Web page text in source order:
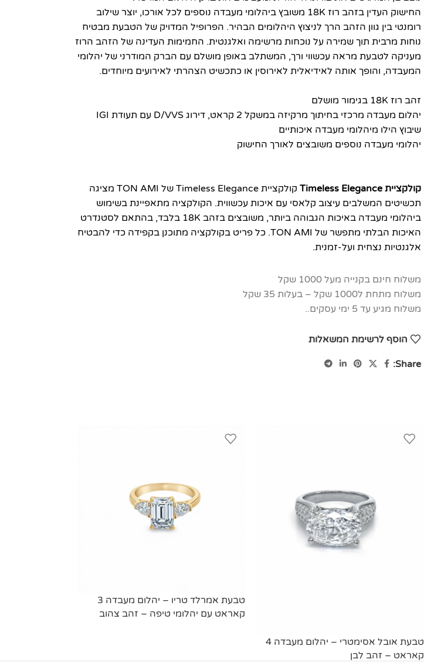
החישוק העדין בזהב רוז 18K משובץ ביהלומי מעבדה נוספים לכל אורכו, יוצר שילוב
רומנטי בין גוון הזהב הרך לניצוץ היהלומים הבהיר. הפרופיל המדויק של הטבעת מבטיח
נוחות מרבית תוך שמירה על נוכחות מרשימה ואלגנטית. החמימות העדינה של הזהב הרוז
מעניקה לטבעת מראה עכשווי ורך, המשתלב באופן מושלם עם הברק המודרני של יהלומי
המעבדה, והופך אותה לאידיאלית לאירוסין או כתכשיט הצהרתי לאירועים מיוחדים.
זהב רוז 18K בגימור מושלם
יהלום מעבדה מרכזי בחיתוך מרקיזה במשקל 2 קראט, דירוג D/VVS עם תעודת IGI
שיבוץ הילו מיהלומי מעבדה איכותיים
יהלומי מעבדה נוספים משובצים לאורך החישוק
קולקציית Timeless Elegance
קולקציית Timeless Elegance של TON AMI מציגה
תכשיטים המשלבים עיצוב קלאסי עם איכות עכשווית. הקולקציה מתאפיינת בשימוש
ביהלומי מעבדה באיכות הגבוהה ביותר, משובצים בזהב 18K בלבד, בהתאם לסטנדרט
האיכות הבלתי מתפשר של TON AMI. כל פריט בקולקציה מתוכנן בקפידה כדי להבטיח
אלגנטיות נצחית ועל-זמנית.
משלוח חינם בקנייה מעל 1000 שקל
משלוח מתחת ל1000 שקל – בעלות 35 שקל
משלוח מגיע עד 5 ימי עסקים..
הוסף לרשימת המשאלות
Share:
טבעת אובל אסימטרי – יהלום מעבדה 4
קאראט – זהב לבן
טבעת אמרלד טריו – יהלום מעבדה 3
קאראט עם יהלומי טיפה – זהב צהוב